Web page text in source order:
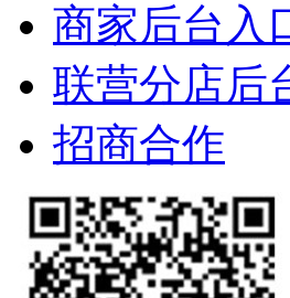
商家后台入
联营分店后
招商合作